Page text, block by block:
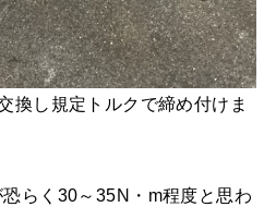
換し規定トルクで締め付けま
らく30～35N・m程度と思わ